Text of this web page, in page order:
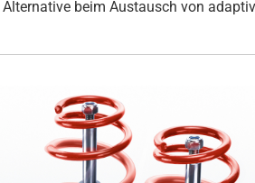
beim Austausch von